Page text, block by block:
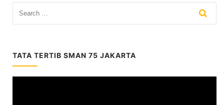
TATA TERTIB SMAN 75 JAKARTA